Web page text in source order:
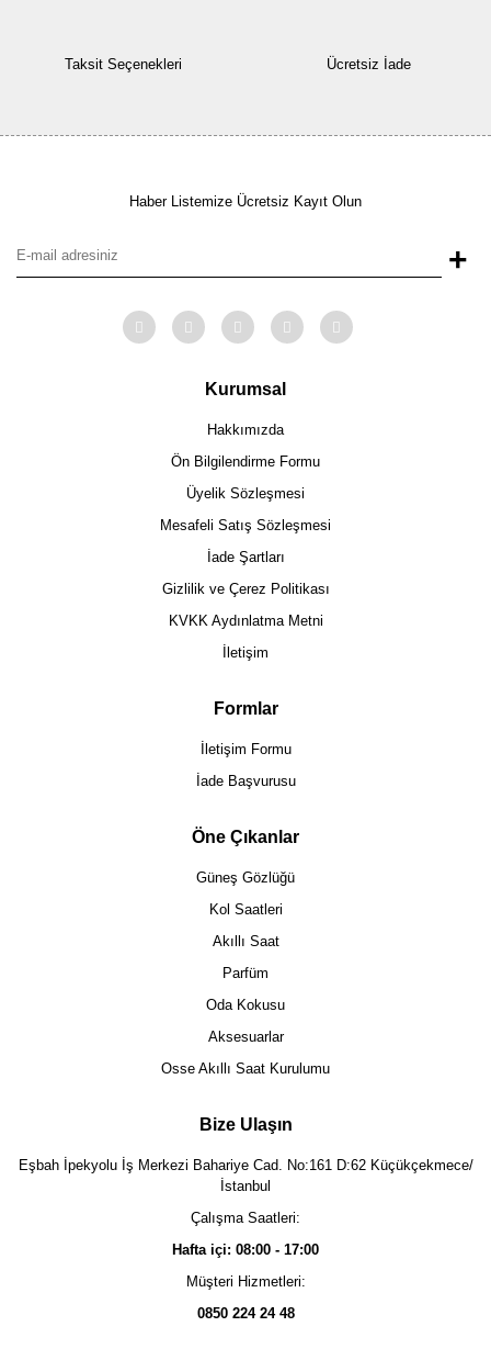
Taksit Seçenekleri Ücretsiz İade
Haber Listemize Ücretsiz Kayıt Olun
+
Kurumsal
Hakkımızda
Ön Bilgilendirme Formu
Üyelik Sözleşmesi
Mesafeli Satış Sözleşmesi
İade Şartları
Gizlilik ve Çerez Politikası
KVKK Aydınlatma Metni
İletişim
Formlar
İletişim Formu
İade Başvurusu
Öne Çıkanlar
Güneş Gözlüğü
Kol Saatleri
Akıllı Saat
Parfüm
Oda Kokusu
Aksesuarlar
Osse Akıllı Saat Kurulumu
Bize Ulaşın
Eşbah İpekyolu İş Merkezi Bahariye Cad. No:161 D:62 Küçükçekmece/
İstanbul
Çalışma Saatleri:
Hafta içi: 08:00 - 17:00
Müşteri Hizmetleri:
0850 224 24 48